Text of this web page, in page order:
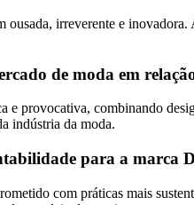
ousada, irreverente e
de moda em
e provocativa, combinando
indústria da moda.
para a marca
com práticas mais